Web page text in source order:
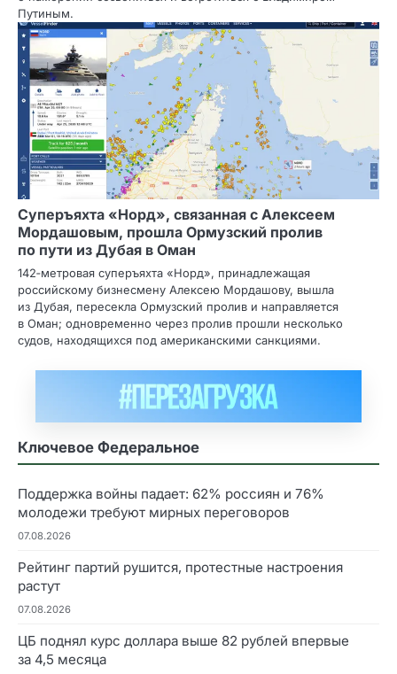
Путиным.
Суперъяхта «Норд», связанная с Алексеем
Мордашовым, прошла Ормузский пролив
по пути из Дубая в Оман
142‑метровая суперъяхта «Норд», принадлежащая
российскому бизнесмену Алексею Мордашову, вышла
из Дубая, пересекла Ормузский пролив и направляется
в Оман; одновременно через пролив прошли несколько
судов, находящихся под американскими санкциями.
Ключевое Федеральное
Поддержка войны падает: 62% россиян и 76%
молодежи требуют мирных переговоров
07.08.2026
Рейтинг партий рушится, протестные настроения
растут
07.08.2026
ЦБ поднял курс доллара выше 82 рублей впервые
за 4,5 месяца